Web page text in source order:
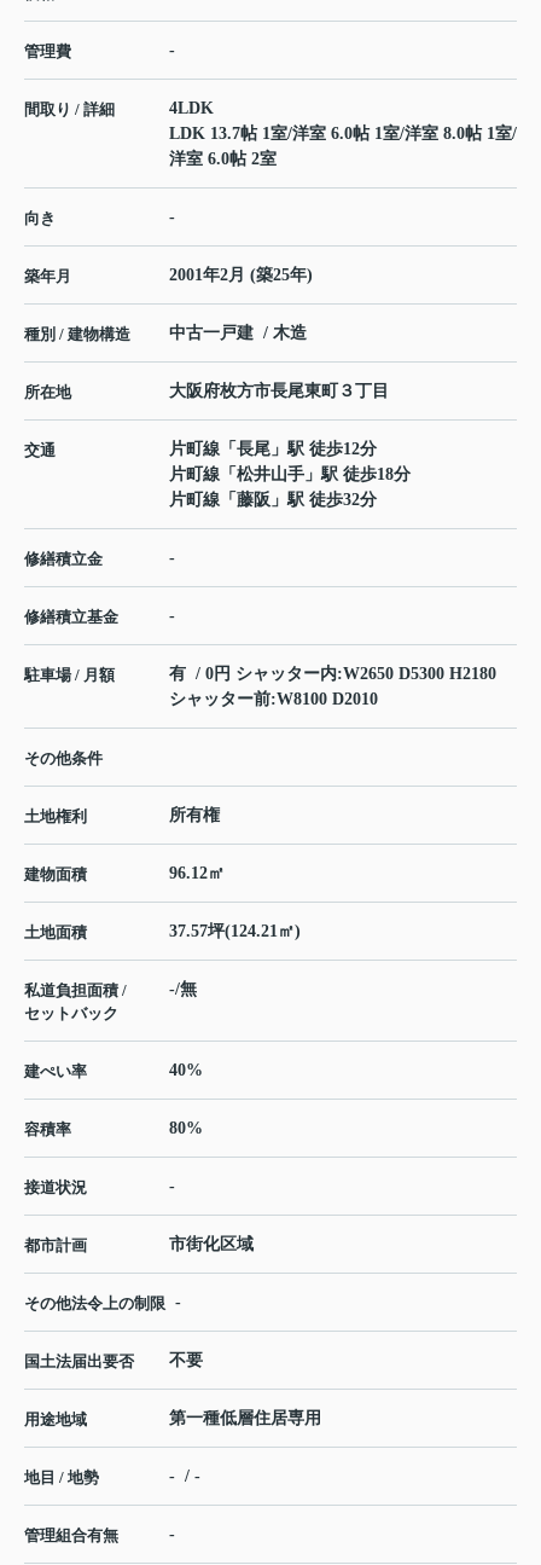
管理費 -
間取り / 詳細
4LDK
LDK 13.7帖 1室/洋室 6.0帖 1室/洋室 8.0帖 1室/
洋室 6.0帖 2室
向き -
築年月 2001年2月 (築25年)
種別 / 建物構造 中古一戸建 / 木造
所在地 大阪府枚方市長尾東町 ３丁目
交通 片町線 「 長尾 」駅 徒歩12分
片町線 「 松井山手 」駅 徒歩18分
片町線 「 藤阪 」駅 徒歩32分
修繕積立金 -
修繕積立基金 -
駐車場 / 月額
有 / 0円 シャッター内:W2650 D5300 H2180
シャッター前:W8100 D2010
その他条件
土地権利 所有権
建物面積 96.12㎡
土地面積 37.57坪(124.21㎡)
私道負担面積 /
セットバック
-/無
建ぺい率 40%
容積率 80%
接道状況 -
都市計画 市街化区域
その他法令上の制限 -
国土法届出要否 不要
用途地域 第一種低層住居専用
地目 / 地勢 - / -
管理組合有無 -